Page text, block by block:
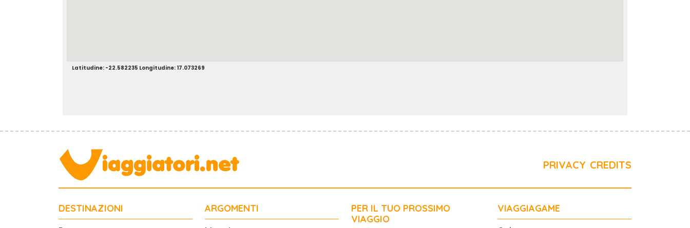
Latitudine: -22.582235 Longitudine: 17.073269
PRIVACY CREDITS
DESTINAZIONI
ARGOMENTI
PER IL TUO PROSSIMO
VIAGGIO
VIAGGIAGAME